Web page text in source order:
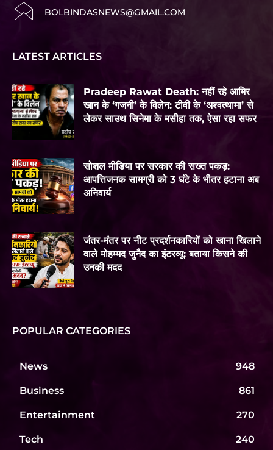
BOLBINDASNEWS@GMAIL.COM
LATEST ARTICLES
Pradeep Rawat Death: नहीं रहे आमिर
खान के ‘गजनी’ के विलेन: टीवी के ‘अश्वत्थामा’ से
लेकर साउथ सिनेमा के मसीहा तक, ऐसा रहा सफर
सोशल मीडिया पर सरकार की सख्त पकड़:
आपत्तिजनक सामग्री को 3 घंटे के भीतर हटाना अब
अनिवार्य
जंतर-मंतर पर नीट प्रदर्शनकारियों को खाना खिलाने
वाले मोहम्मद जुनैद का इंटरव्यू: बताया किसने की
उनकी मदद
POPULAR CATEGORIES
News 948
Business 861
Entertainment 270
Tech 240